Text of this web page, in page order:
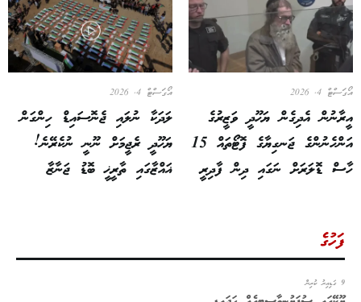
އޯގަސްޓް 4, 2026
އީރާނުން އެދިގެން ޔަހޫދީ ވަޒީރުގެ
އަންހެނުންގެ ޖަނގިޔާގެ ފޮޓޯތައް 15
ހާސް ޑޮލަރަށް ނަގައި ދިން ފާދިރީ
އޯގަސްޓް 4, 2026
ލަދަކާ ނުލައި ޖެނޮސައިޑް ހިންގަން
ޔަހޫދީ ރެޖީމަށް ނޫނީ ނުކެރޭނެ!
ޣައްޒާގައި ތާރީޚީ ބޮޑު ޖަނާޒާ
ފަހުގެ
9 ގަޑިއިރު ކުރިން